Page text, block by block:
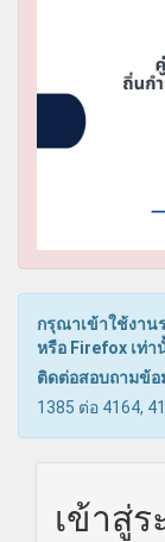
กรุณาเข้าใช้งาน
หรือ Firefox เท่า
ติดต่อสอบถามข้อ
1385 ต่อ 4164,
เข้าสู่ร